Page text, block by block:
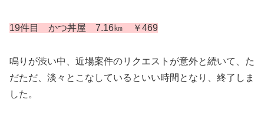
19件目 かつ丼屋 7.16㎞ ￥469
鳴りが渋い中、近場案件のリクエストが意外と続いて、た
だただ、淡々とこなしているといい時間となり、終了しま
した。